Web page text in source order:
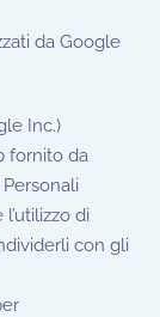
da Google
Inc.)
fornito da
di
con gli